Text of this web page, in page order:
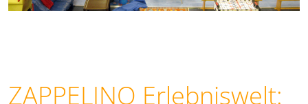
ZAPPELINO Erlebniswelt: